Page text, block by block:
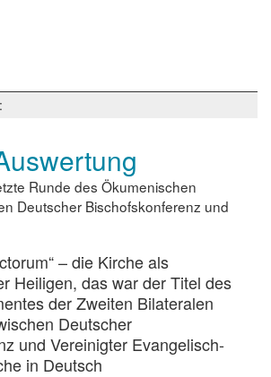
Runde des Ökumenischen
Deutscher Bischofskonferenz und
– die Kirche als
Heiligen, das war der Titel des
der Zweiten Bilateralen
Deutscher
und Vereinigter Evangelisch-
in Deutsch